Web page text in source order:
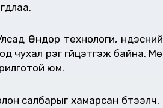
Өндөр технологи,
чухал үүрэг гүйцэтгэж
юм.
салбарыг хамарсан